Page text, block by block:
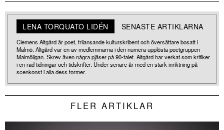
LENA TORQUATO LIDÉN SENASTE ARTIKLARNA
Clemens Altgård är poet, frilansande kulturskribent och översättare bosatt i
Malmö. Altgård var en av medlemmarna i den numera upplösta poetgruppen
Malmöligan. Skrev även några pjäser på 90-talet. Altgård har verkat som kritiker
i en rad tidningar och tidskrifter. Under senare år med en stark inriktning på
scenkonst i alla dess former.
FLER ARTIKLAR